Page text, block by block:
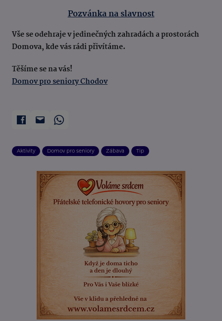
Pozvánka na slavnost
Vše se odehraje v jedinečných zahradách a prostorách
Domova, kde vás rádi přivítáme.
Těšíme se na vás!
Domov pro seniory Chodov
Aktivity Domov pro seniory Zábava Tip